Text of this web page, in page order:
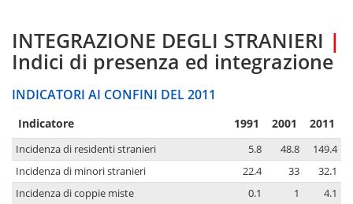
INTEGRAZIONE DEGLI STRANIERI |
Indici di presenza ed integrazione
INDICATORI AI CONFINI DEL 2011
Indicatore 1991 2001 2011
Incidenza di residenti stranieri 5.8 48.8
149.4
Incidenza di minori stranieri
22.4 33
32.1
Incidenza di coppie miste
0.1 1
4.1